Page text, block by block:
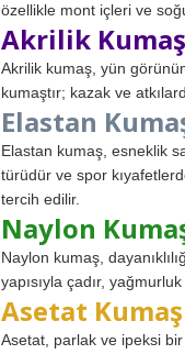
özellikle mont içleri ve
Akrilik
Akrilik kumaş, yün
kumaştır; kazak ve
Elastan
Elastan kumaş, esneklik
türüdür ve spor
tercih edilir.
Naylon
Naylon kumaş,
yapısıyla çadır,
Asetat
Asetat, parlak ve ipeksi